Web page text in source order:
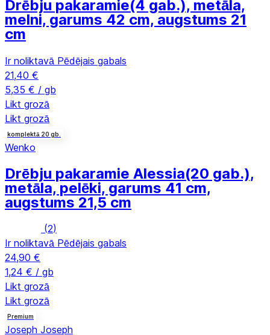
Drēbju pakaramie(4 gab.), metāla,
melni, garums 42 cm, augstums 21
cm
Ir noliktavā Pēdējais gabals
21,40 €
5,35 € / gb
Likt grozā
Likt grozā
komplektā 20 gb.
Wenko
Drēbju pakaramie Alessia(20 gab.),
metāla, pelēki, garums 41 cm,
augstums 21,5 cm
(2)
Ir noliktavā Pēdējais gabals
24,90 €
1,24 € / gb
Likt grozā
Likt grozā
Premium
Joseph Joseph